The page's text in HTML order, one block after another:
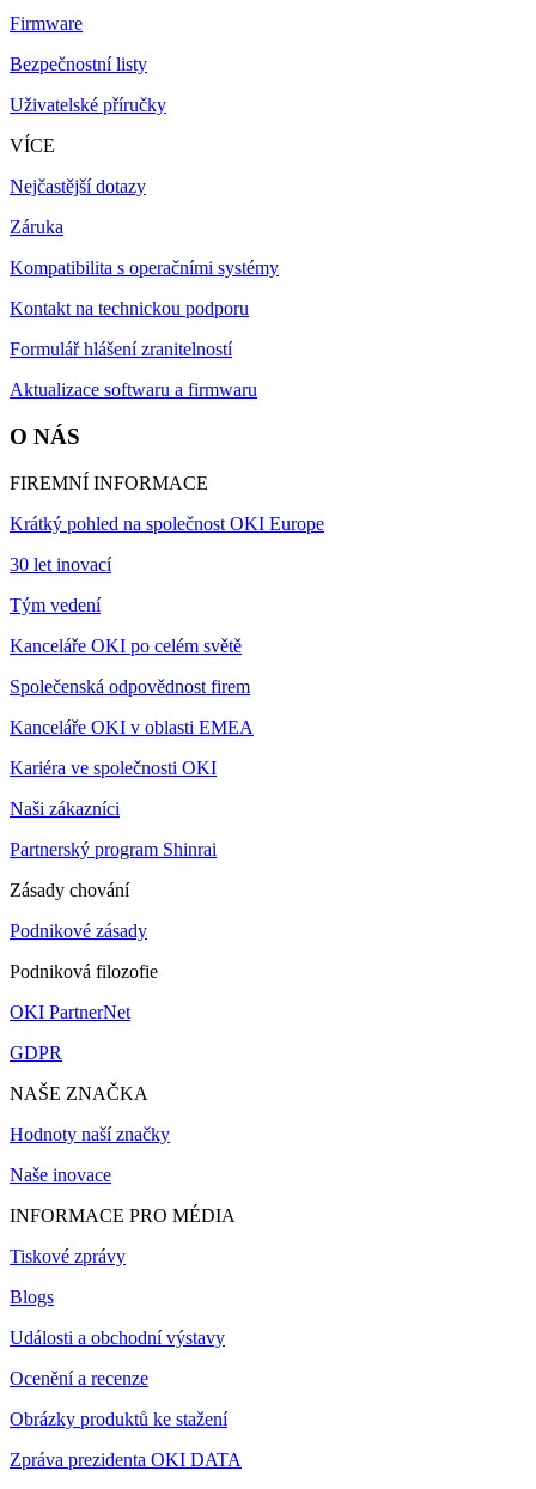
Firmware
Bezpečnostní listy
Uživatelské příručky
VÍCE
Nejčastější dotazy
Záruka
Kompatibilita s operačními systémy
Kontakt na technickou podporu
Formulář hlášení zranitelností
Aktualizace softwaru a firmwaru
O NÁS
FIREMNÍ INFORMACE
Krátký pohled na společnost OKI Europe
30 let inovací
Tým vedení
Kanceláře OKI po celém světě
Společenská odpovědnost firem
Kanceláře OKI v oblasti EMEA
Kariéra ve společnosti OKI
Naši zákazníci
Partnerský program Shinrai
Zásady chování
Podnikové zásady
Podniková filozofie
OKI PartnerNet
GDPR
NAŠE ZNAČKA
Hodnoty naší značky
Naše inovace
INFORMACE PRO MÉDIA
Tiskové zprávy
Blogs
Události a obchodní výstavy
Ocenění a recenze
Obrázky produktů ke stažení
Zpráva prezidenta OKI DATA